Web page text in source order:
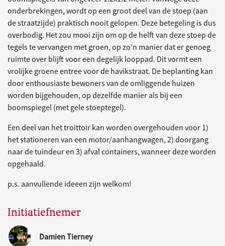
onderbrekingen, wordt op een groot deel van de stoep (aan
de straatzijde) praktisch nooit gelopen. Deze betegeling is dus
overbodig. Het zou mooi zijn om op de helft van deze stoep de
tegels te vervangen met groen, op zo'n manier dat er genoeg
ruimte over blijft voor een degelijk looppad. Dit vormt een
vrolijke groene entree voor de havikstraat. De beplanting kan
door enthousiaste bewoners van de omliggende huizen
worden bijgehouden, op dezelfde manier als bij een
boomspiegel (met gele stoeptegel).
Een deel van het troittoir kan worden overgehouden voor 1)
het stationeren van een motor/aanhangwagen, 2) doorgang
naar de tuindeur en 3) afval containers, wanneer deze worden
opgehaald.
p.s. aanvullende ideeen zijn welkom!
Initiatiefnemer
Damien Tierney